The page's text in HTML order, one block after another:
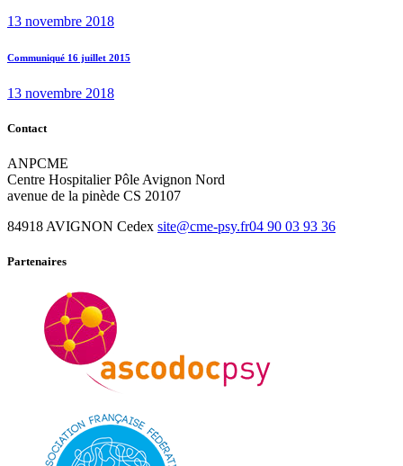
de
13 novembre 2018
Next
Communiqué 16 juillet 2015
13 novembre 2018
Contact
ANPCME
Centre Hospitalier Pôle Avignon Nord
avenue de la pinède CS 20107
84918 AVIGNON Cedex site@cme-psy.fr04 90 03 93 36
Partenaires